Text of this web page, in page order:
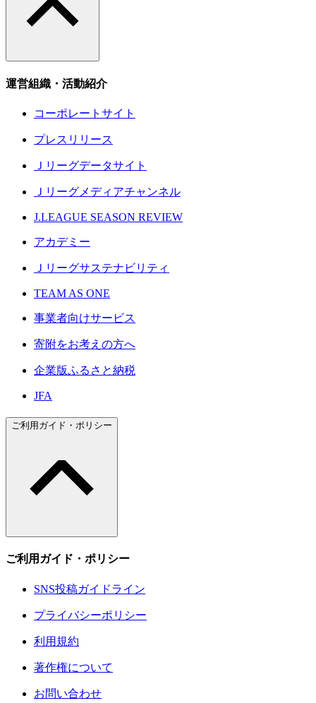
運営組織・活動紹介
コーポレートサイト
プレスリリース
Ｊリーグデータサイト
Ｊリーグメディアチャンネル
J.LEAGUE SEASON REVIEW
アカデミー
Ｊリーグサステナビリティ
TEAM AS ONE
事業者向けサービス
寄附をお考えの方へ
企業版ふるさと納税
JFA
ご利用ガイド・ポリシー
ご利用ガイド・ポリシー
SNS投稿ガイドライン
プライバシーポリシー
利用規約
著作権について
お問い合わせ